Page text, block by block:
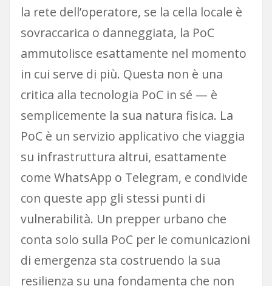
la rete dell’operatore, se la cella locale è
sovraccarica o danneggiata, la PoC
ammutolisce esattamente nel momento
in cui serve di più. Questa non è una
critica alla tecnologia PoC in sé — è
semplicemente la sua natura fisica. La
PoC è un servizio applicativo che viaggia
su infrastruttura altrui, esattamente
come WhatsApp o Telegram, e condivide
con queste app gli stessi punti di
vulnerabilità. Un prepper urbano che
conta solo sulla PoC per le comunicazioni
di emergenza sta costruendo la sua
resilienza su una fondamenta che non